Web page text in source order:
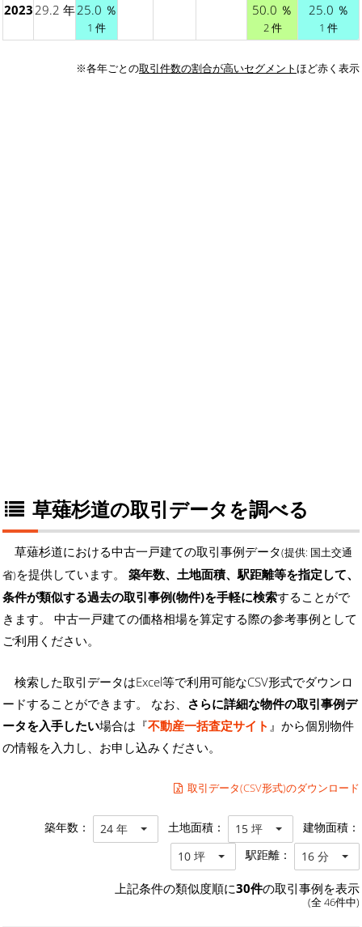
2023 29.2 年25.0 ％
1 件
50.0 ％
2 件
25.0 ％
1 件
※各年ごとの取引件数の割合が高いセグメントほど赤く表示
草薙杉道の取引データを調べる
草薙杉道における中古一戸建ての取引事例データ(提供: 国土交通
省)を提供しています。 築年数、土地面積、駅距離等を指定して、
条件が類似する過去の取引事例(物件)を手軽に検索することがで
きます。 中古一戸建ての価格相場を算定する際の参考事例として
ご利用ください。
検索した取引データはExcel等で利用可能なCSV形式でダウンロ
ードすることができます。 なお、 さらに詳細な物件の取引事例デ
ータを入手したい場合は『不動産一括査定サイト 』から個別物件
の情報を入力し、お申し込みください。
取引データ(CSV形式)のダウンロード
築年数： 24 年 土地面積： 15 坪 建物面積：
10 坪 駅距離： 16 分
上記条件の類似度順に30件の取引事例を表示
(全 46件中)